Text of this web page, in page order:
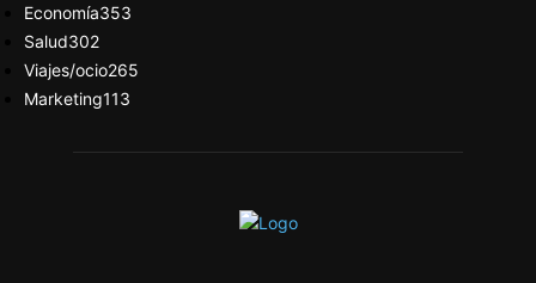
Economía353
Salud302
Viajes/ocio265
Marketing113